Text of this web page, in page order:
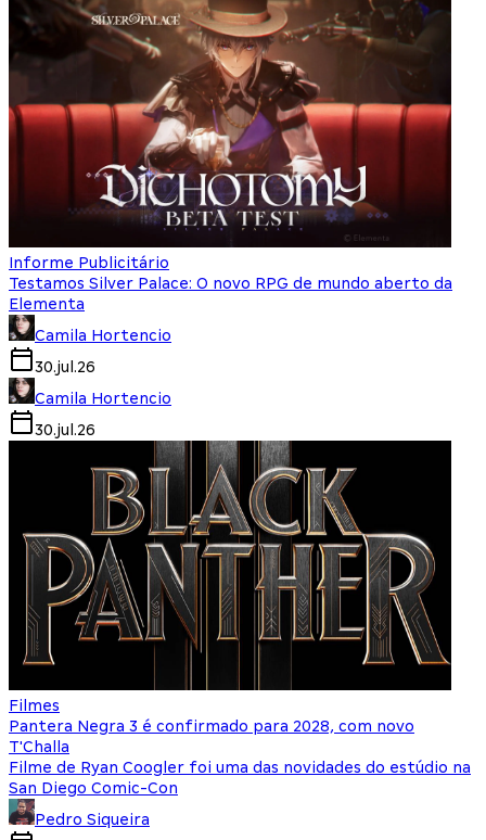
Informe Publicitário
Testamos Silver Palace: O novo RPG de mundo aberto da
Elementa
Camila Hortencio
30.jul.26
Camila Hortencio
30.jul.26
Filmes
Pantera Negra 3 é confirmado para 2028, com novo
T'Challa
Filme de Ryan Coogler foi uma das novidades do estúdio na
San Diego Comic-Con
Pedro Siqueira